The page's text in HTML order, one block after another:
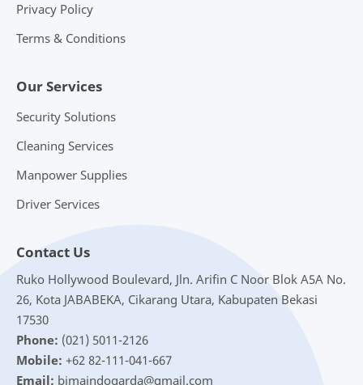
Privacy Policy
Terms & Conditions
Our Services
Security Solutions
Cleaning Services
Manpower Supplies
Driver Services
Contact Us
Ruko Hollywood Boulevard, Jln. Arifin C Noor Blok A5A No.
26, Kota JABABEKA, Cikarang Utara, Kabupaten Bekasi
17530
Phone: (021) 5011-2126
Mobile: +62 82-111-041-667
Email: bimaindogarda@gmail.com